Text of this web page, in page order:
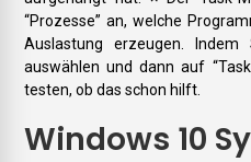
“Prozesse” an, welche
Auslastung erzeugen.
auswählen und dann auf
testen, ob das schon hilft.
Windows 10